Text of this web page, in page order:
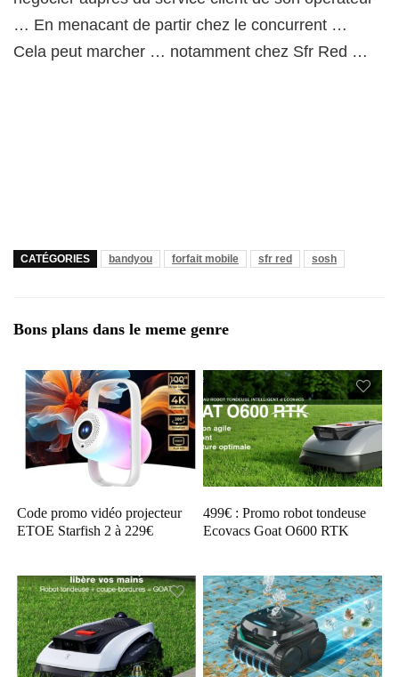
… En menacant de partir chez le concurrent …
Cela peut marcher … notamment chez Sfr Red …
CATÉGORIES bandyou forfait mobile sfr red sosh
Bons plans dans le meme genre
Code promo vidéo projecteur
ETOE Starfish 2 à 229€
499€ : Promo robot tondeuse
Ecovacs Goat O600 RTK